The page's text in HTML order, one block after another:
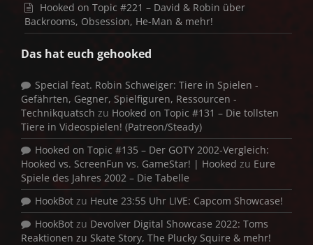
Hooked on Topic #221 – David & Robin über
Backrooms, Obsession, He-Man & mehr!
Das hat euch gehooked
Special feat. Robin Schweiger: Tiere in Spielen -
Gefährten, Gegner, Spielfiguren, Ressourcen -
Technikquatsch zu Hooked on Topic #131 – Die tollsten
Tiere in Videospielen! (Patreon/Steady)
Hooked on Topic #135 – Der GOTY 2002-Vergleich:
Hooked vs. ScreenFun vs. GameStar! | Hooked zu Eure
Spiele des Jahres 2002 – Die Tabelle
HookBot zu Heute 23:55 Uhr LIVE: Capcom Showcase!
HookBot zu Devolver Digital Showcase 2022: Toms
Reaktionen zu Skate Story, The Plucky Squire & mehr!